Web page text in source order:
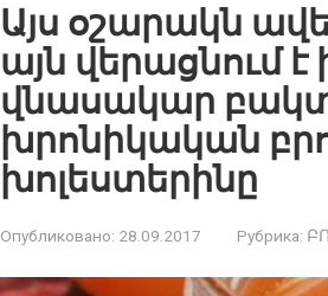
Այս օշարակն
այն վերացնում
վնասակար
խրոնիկական
խոլեստերինը
Опубликовано: 28.09.2017 Рубрика: